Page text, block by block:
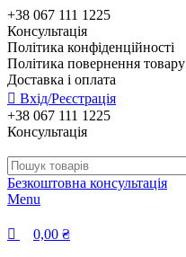
+38 067 111 1225
Консультація
Політика конфіденційності
Політика повернення товару
Доставка і оплата
Вхід/Реєстрація
+38 067 111 1225
Консультація
Безкоштовна консультація
Menu
0,00 ₴